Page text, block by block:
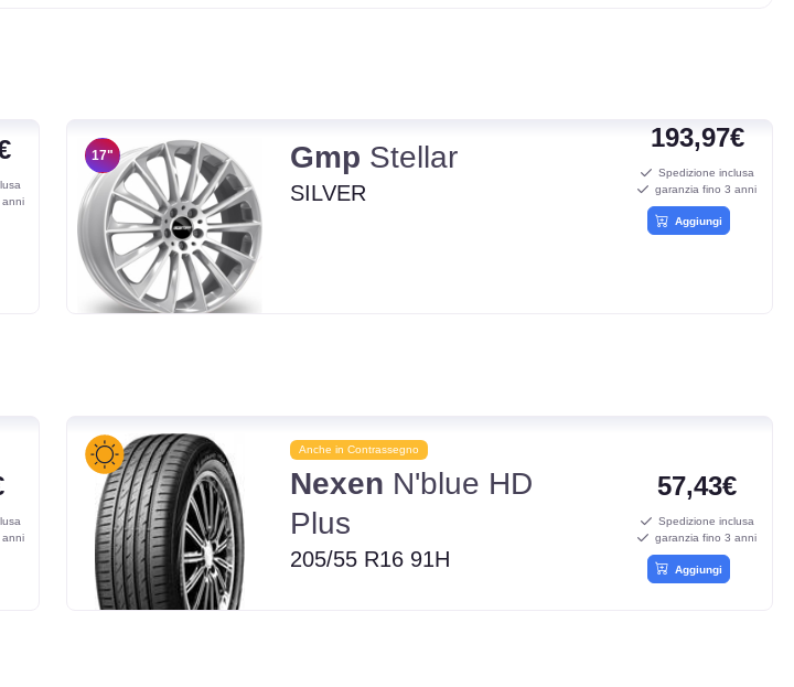
17" Gmp Stellar
SILVER
193,97€
Spedizione inclusa
garanzia fino 3 anni
Aggiungi
Anche in Contrassegno
Nexen N'blue HD
Plus
205/55 R16 91H
57,43€
Spedizione inclusa
garanzia fino 3 anni
Aggiungi